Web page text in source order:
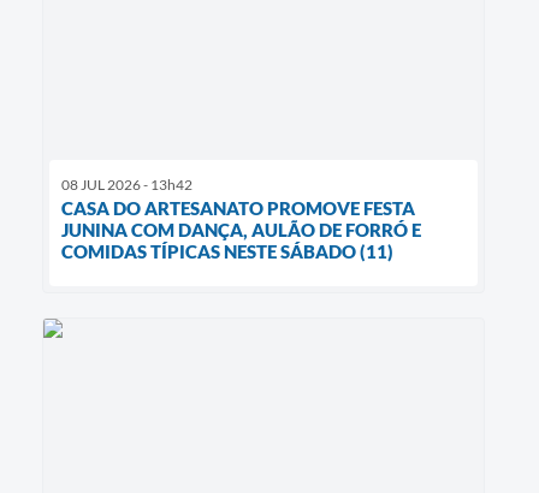
08 JUL 2026 - 13h42
CASA DO ARTESANATO PROMOVE FESTA
JUNINA COM DANÇA, AULÃO DE FORRÓ E
COMIDAS TÍPICAS NESTE SÁBADO (11)